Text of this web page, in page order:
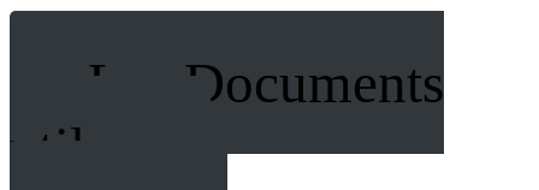
Les Documents
utiles